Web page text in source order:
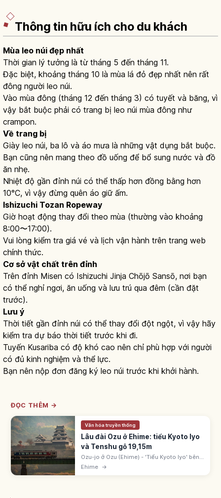
Thông tin hữu ích cho du khách
Mùa leo núi đẹp nhất
Thời gian lý tưởng là từ tháng 5 đến tháng 11.
Đặc biệt, khoảng tháng 10 là mùa lá đỏ đẹp nhất nên rất
đông người leo núi.
Vào mùa đông (tháng 12 đến tháng 3) có tuyết và băng, vì
vậy bắt buộc phải có trang bị leo núi mùa đông như
crampon.
Về trang bị
Giày leo núi, ba lô và áo mưa là những vật dụng bắt buộc.
Bạn cũng nên mang theo đồ uống để bổ sung nước và đồ
ăn nhẹ.
Nhiệt độ gần đỉnh núi có thể thấp hơn đồng bằng hơn
10°C, vì vậy đừng quên áo giữ ấm.
Ishizuchi Tozan Ropeway
Giờ hoạt động thay đổi theo mùa (thường vào khoảng
8:00〜17:00).
Vui lòng kiểm tra giá vé và lịch vận hành trên trang web
chính thức.
Cơ sở vật chất trên đỉnh
Trên đỉnh Misen có Ishizuchi Jinja Chōjō Sansō, nơi bạn
có thể nghỉ ngơi, ăn uống và lưu trú qua đêm (cần đặt
trước).
Lưu ý
Thời tiết gần đỉnh núi có thể thay đổi đột ngột, vì vậy hãy
kiểm tra dự báo thời tiết trước khi đi.
Tuyến Kusariba có độ khó cao nên chỉ phù hợp với người
có đủ kinh nghiệm và thể lực.
Bạn nên nộp đơn đăng ký leo núi trước khi khởi hành.
ĐỌC THÊM →
Văn hóa truyền thống
Lâu đài Ozu ở Ehime: tiểu Kyoto Iyo
và Tenshu gỗ 19,15m
Ozu-jo ở Ozu (Ehime) - 'Tiểu Kyoto Iyo' bên
sông Hijikawa. Khởi 1331 bởi Utsunomiya
Ehime →